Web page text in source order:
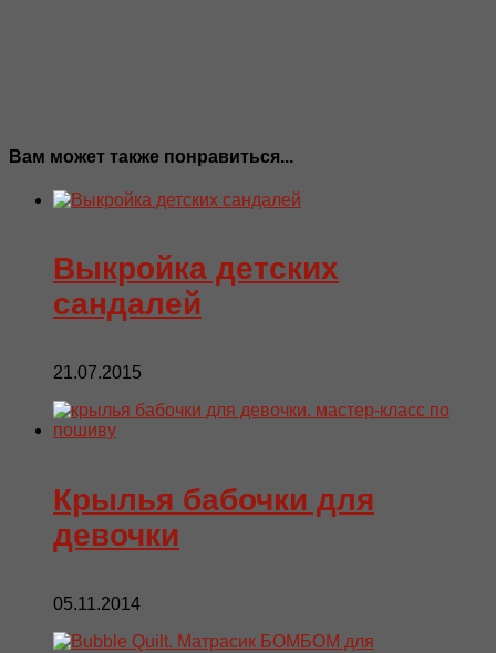
Вам может также понравиться...
Выкройка детских
сандалей
21.07.2015
Крылья бабочки для
девочки
05.11.2014